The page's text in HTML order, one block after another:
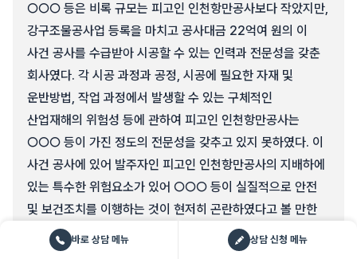
○○○ 등은 비록 규모는 피고인 인천항만공사보다 작았지만,
강구조물공사업 등록을 마치고 공사대금 22억여 원의 이
사건 공사를 수급받아 시공할 수 있는 인력과 전문성을 갖춘
회사였다. 각 시공 과정과 공정, 시공에 필요한 자재 및
운반방법, 작업 과정에서 발생할 수 있는 구체적인
산업재해의 위험성 등에 관하여 피고인 인천항만공사는
○○○ 등이 가진 정도의 전문성을 갖추고 있지 못하였다. 이
사건 공사에 있어 발주자인 피고인 인천항만공사의 지배하에
있는 특수한 위험요소가 있어 ○○○ 등이 실질적으로 안전
및 보건조치를 이행하는 것이 현저히 곤란하였다고 볼 만한
사정도 없다.
피고인 인천항만공사는 이 사건 공사에 관한 사업을
바로 상담 메뉴 상담 신청 메뉴